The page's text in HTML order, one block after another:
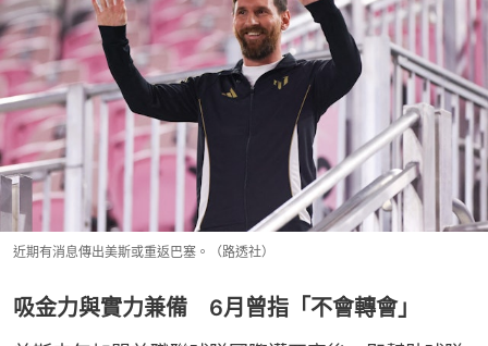
近期有消息傳出美斯或重返巴塞。（路透社）
吸金力與實力兼備 6月曾指「不會轉會」